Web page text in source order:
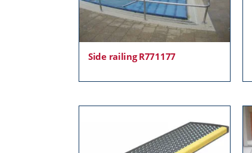
Side railing R771177